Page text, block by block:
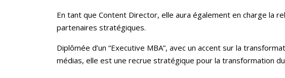
En tant que Content Director, elle aura également en charge la
partenaires stratégiques.
Diplômée d’un “Executive MBA”, avec un accent sur la
médias, elle est une recrue stratégique pour la transformation